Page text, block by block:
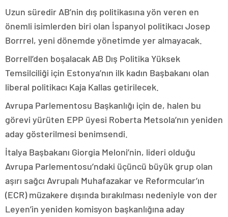
Uzun süredir AB’nin dış politikasına yön veren en
önemli isimlerden biri olan İspanyol politikacı Josep
Borrrel, yeni dönemde yönetimde yer almayacak.
Borrell’den boşalacak AB Dış Politika Yüksek
Temsilciliği için Estonya’nın ilk kadın Başbakanı olan
liberal politikacı Kaja Kallas getirilecek.
Avrupa Parlementosu Başkanlığı için de, halen bu
görevi yürüten EPP üyesi Roberta Metsola’nın yeniden
aday gösterilmesi benimsendi.
İtalya Başbakanı Giorgia Meloni’nin, lideri olduğu
Avrupa Parlementosu’ndaki üçüncü büyük grup olan
aşırı sağcı Avrupalı Muhafazakar ve Reformcular’ın
(ECR) müzakere dışında bırakılması nedeniyle von der
Leyen’in yeniden komisyon başkanlığına aday